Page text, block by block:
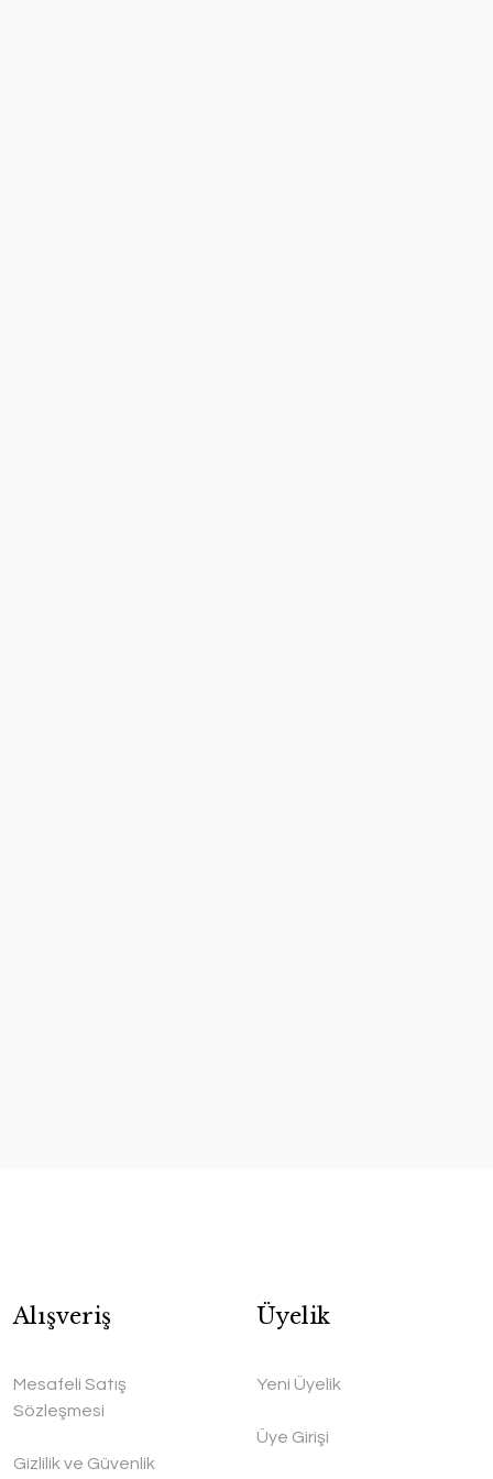
Alışveriş
Mesafeli Satış
Sözleşmesi
Gizlilik ve Güvenlik
Üyelik
Yeni Üyelik
Üye Girişi